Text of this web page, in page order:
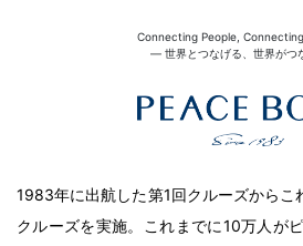
Connecting People,
― 世界とつなげる、世界がつ
1983年に出航した第1回クルーズからこ
クルーズを実施。これまでに10万人が